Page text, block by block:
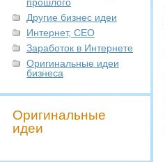
Другие бизнес идеи
Интернет, СЕО
Заработок в Интернете
Оригинальные идеи
бизнеса
Оригинальные
идеи